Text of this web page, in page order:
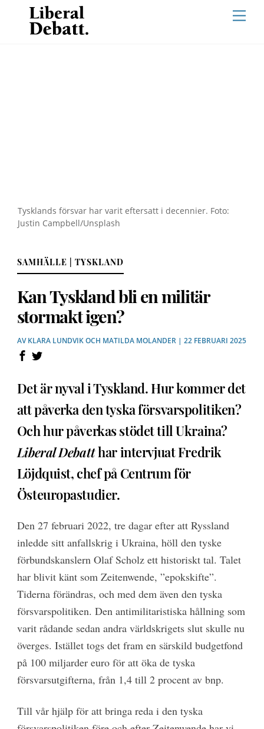
content
Tysklands försvar har varit eftersatt i decennier. Foto:
Justin Campbell/Unsplash
SAMHÄLLE | TYSKLAND
Kan Tyskland bli en militär
stormakt igen?
AVKLARA LUNDVIKOCH MATILDA MOLANDER| 22 FEBRUARI 2025
Det är nyval i Tyskland. Hur kommer det
att påverka den tyska försvarspolitiken?
Och hur påverkas stödet till Ukraina?
Liberal Debatthar intervjuat Fredrik
Löjdquist, chef på Centrum för
Östeuropastudier.
Den 27 februari 2022, tre dagar efter att Ryssland
inledde sitt anfallskrig i Ukraina, höll den tyske
förbundskanslern Olaf Scholz ett historiskt tal. Talet
har blivit känt som Zeitenwende, ”epokskifte”.
Tiderna förändras, och med dem även den tyska
försvarspolitiken. Den antimilitaristiska hållning som
varit rådande sedan andra världskrigets slut skulle nu
överges. Istället togs det fram en särskild budgetfond
på 100 miljarder euro för att öka de tyska
försvarsutgifterna, från 1,4 till 2 procent av bnp.
Till vår hjälp för att bringa reda i den tyska